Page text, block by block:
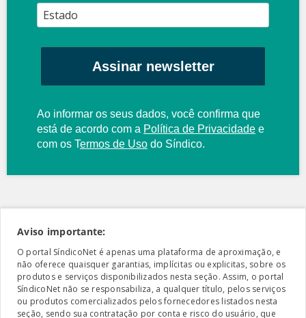
Assinar newsletter
Ao informar os seus dados, você confirma que
está de acordo com a Política de Privacidade e
com os Termos de Uso do Síndico.
Aviso importante:
O portal SíndicoNet é apenas uma plataforma de aproximação, e
não oferece quaisquer garantias, implícitas ou explicitas, sobre os
produtos e serviços disponibilizados nesta seção. Assim, o portal
SíndicoNet não se responsabiliza, a qualquer título, pelos serviços
ou produtos comercializados pelos fornecedores listados nesta
seção, sendo sua contratação por conta e risco do usuário, que